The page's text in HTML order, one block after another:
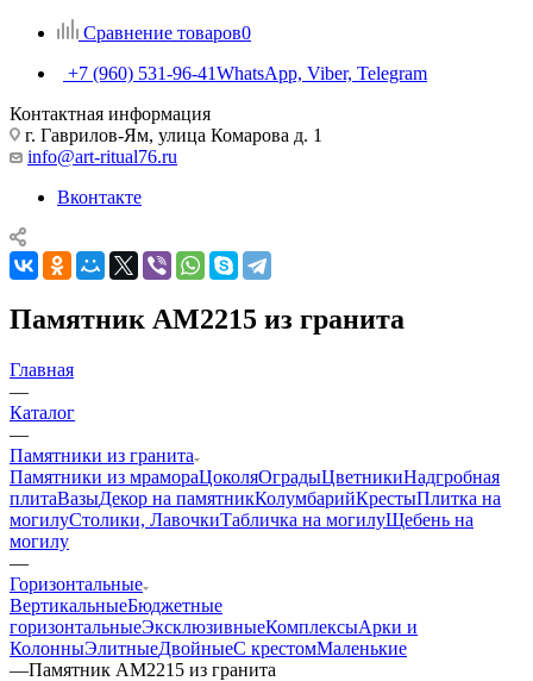
Сравнение товаров0
+7 (960) 531-96-41WhatsApp, Viber, Telegram
Контактная информация
г. Гаврилов-Ям, улица Комарова д. 1
info@art-ritual76.ru
Вконтакте
Памятник AM2215 из гранита
Главная
—
Каталог
—
Памятники из гранита
Памятники из мрамораЦоколяОградыЦветникиНадгробная
плитаВазыДекор на памятникКолумбарийКрестыПлитка на
могилуСтолики, ЛавочкиТабличка на могилуЩебень на
могилу
—
Горизонтальные
ВертикальныеБюджетные
горизонтальныеЭксклюзивныеКомплексыАрки и
КолонныЭлитныеДвойныеС крестомМаленькие
—Памятник AM2215 из гранита